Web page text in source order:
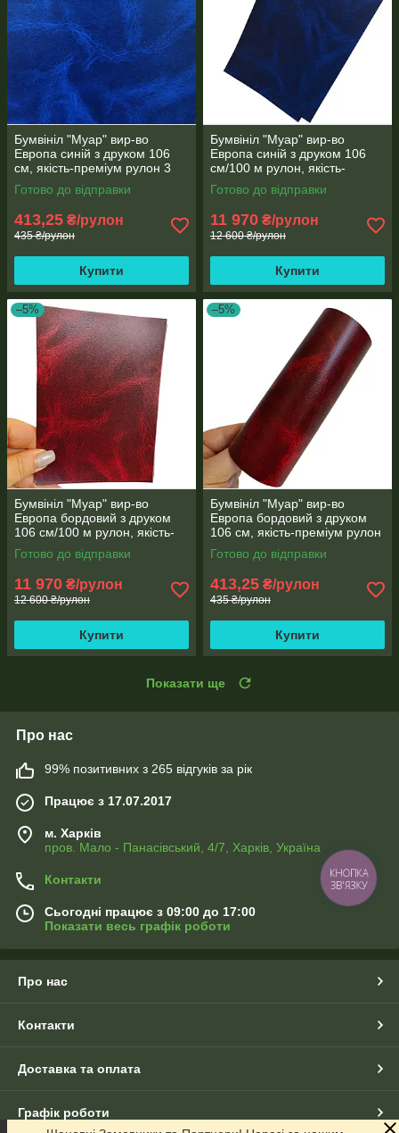
Бумвініл "Муар" вир-во
Европа синій з друком 106
см, якість-преміум рулон 3
метри
Готово до відправки
413,25 ₴/рулон
435 ₴/рулон
Купити
Бумвініл "Муар" вир-во
Европа синій з друком 106
см/100 м рулон, якість-
преміум
Готово до відправки
11 970 ₴/рулон
12 600 ₴/рулон
Купити
–5%
Бумвініл "Муар" вир-во
Европа бордовий з друком
106 см/100 м рулон, якість-
преміум
Готово до відправки
11 970 ₴/рулон
12 600 ₴/рулон
Купити
–5%
Бумвініл "Муар" вир-во
Европа бордовий з друком
106 см, якість-преміум рулон
3 метри
Готово до відправки
413,25 ₴/рулон
435 ₴/рулон
Купити
Показати ще
Про нас
99% позитивних з 265 відгуків за рік
Працює з 17.07.2017
м. Харків
пров. Мало - Панасівський, 4/7, Харків, Україна
Контакти
Сьогодні працює з 09:00 до 17:00
Показати весь графік роботи
Про нас
Контакти
Доставка та оплата
Графік роботи
КНОПКА
ЗВ'ЯЗКУ